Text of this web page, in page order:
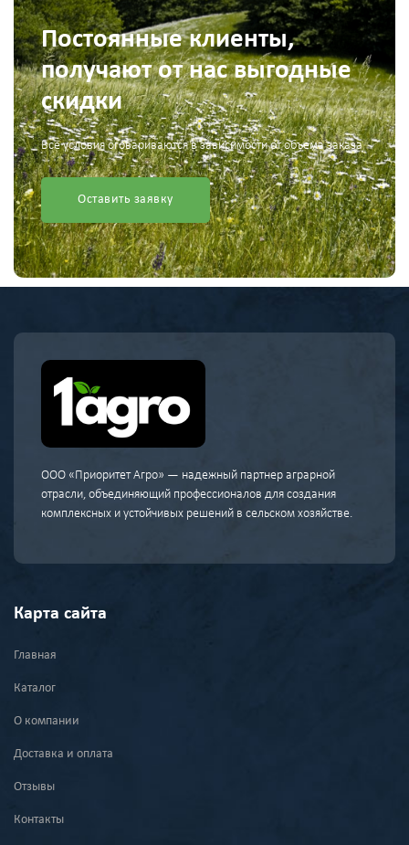
Постоянные клиенты,
получают от нас выгодные
скидки
Все условия оговариваются в зависимости от объема заказа
Оставить заявку
ООО «Приоритет Агро» — надежный партнер аграрной
отрасли, объединяющий профессионалов для создания
комплексных и устойчивых решений в сельском хозяйстве.
Карта сайта
Главная
Каталог
О компании
Доставка и оплата
Отзывы
Контакты